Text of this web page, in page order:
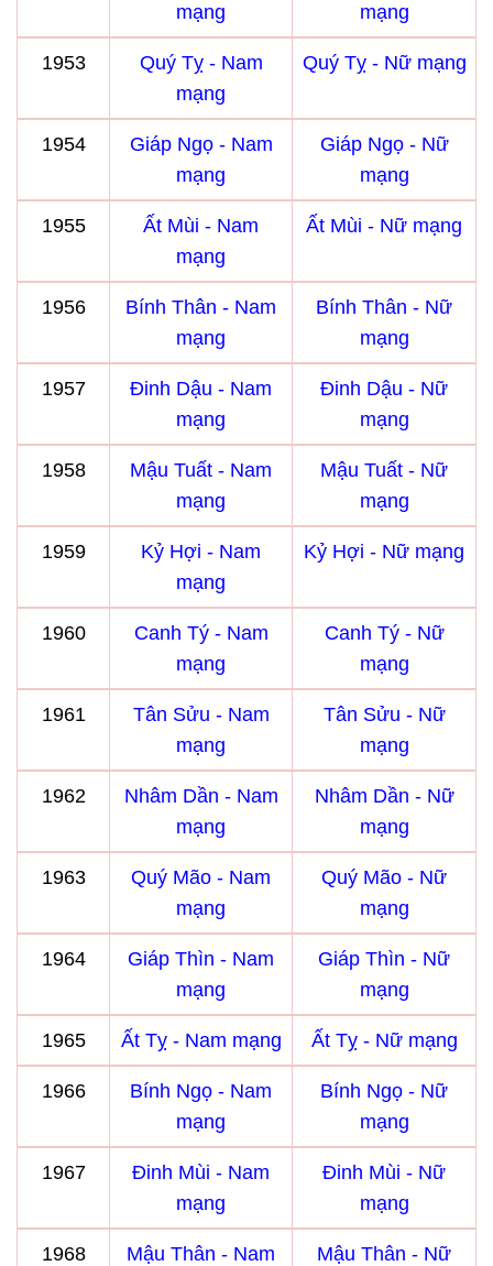
mạng
mạng
1953
Quý Tỵ - Nam
mạng
Quý Tỵ - Nữ mạng
1954
Giáp Ngọ - Nam
mạng
Giáp Ngọ - Nữ
mạng
1955
Ất Mùi - Nam
mạng
Ất Mùi - Nữ mạng
1956
Bính Thân - Nam
mạng
Bính Thân - Nữ
mạng
1957
Đinh Dậu - Nam
mạng
Đinh Dậu - Nữ
mạng
1958
Mậu Tuất - Nam
mạng
Mậu Tuất - Nữ
mạng
1959
Kỷ Hợi - Nam
mạng
Kỷ Hợi - Nữ mạng
1960
Canh Tý - Nam
mạng
Canh Tý - Nữ
mạng
1961
Tân Sửu - Nam
mạng
Tân Sửu - Nữ
mạng
1962
Nhâm Dần - Nam
mạng
Nhâm Dần - Nữ
mạng
1963
Quý Mão - Nam
mạng
Quý Mão - Nữ
mạng
1964
Giáp Thìn - Nam
mạng
Giáp Thìn - Nữ
mạng
1965 Ất Tỵ - Nam mạng Ất Tỵ - Nữ mạng
1966
Bính Ngọ - Nam
mạng
Bính Ngọ - Nữ
mạng
1967
Đinh Mùi - Nam
mạng
Đinh Mùi - Nữ
mạng
1968
Mậu Thân - Nam
Mậu Thân - Nữ